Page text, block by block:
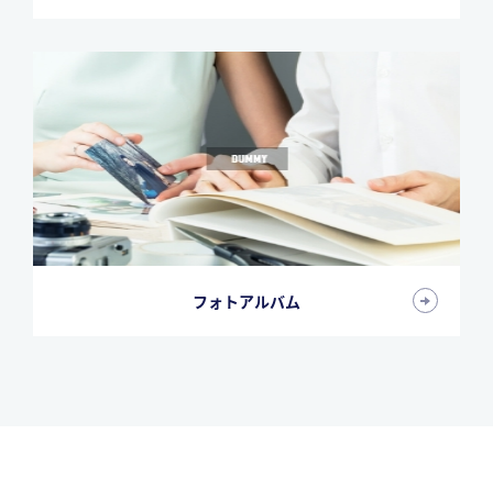
フォトアルバム